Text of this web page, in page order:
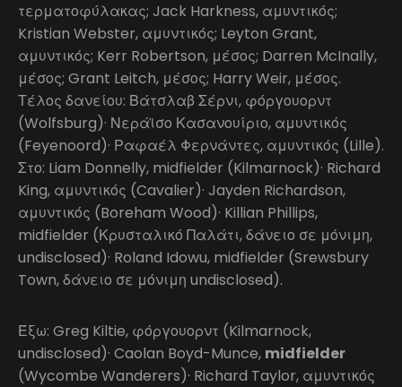
τερματοφύλακας; Jack Harkness, αμυντικός;
Kristian Webster, αμυντικός; Leyton Grant,
αμυντικός; Kerr Robertson, μέσος; Darren McInally,
μέσος; Grant Leitch, μέσος; Harry Weir, μέσος.
Τέλος δανείου: Βάτσλαβ Σέρνι, φόργουορντ
(Wolfsburg)· Νεράϊσο Κασανουίριο, αμυντικός
(Feyenoord)· Ραφαέλ Φερνάντες, αμυντικός (Lille).
Στο: Liam Donnelly, midfielder (Kilmarnock)· Richard
King, αμυντικός (Cavalier)· Jayden Richardson,
αμυντικός (Boreham Wood)· Killian Phillips,
midfielder (Κρυσταλικό Παλάτι, δάνειο σε μόνιμη,
undisclosed)· Roland Idowu, midfielder (Srewsbury
Town, δάνειο σε μόνιμη undisclosed).
Έξω: Greg Kiltie, φόργουορντ (Kilmarnock,
undisclosed)· Caolan Boyd-Munce, midfielder
(Wycombe Wanderers)· Richard Taylor, αμυντικός